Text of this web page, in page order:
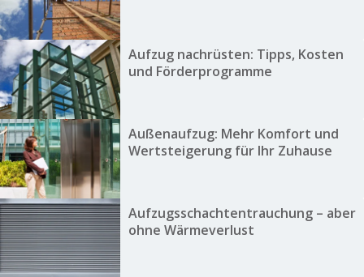
Aufzug nachrüsten: Tipps, Kosten
und Förderprogramme
Außenaufzug: Mehr Komfort und
Wertsteigerung für Ihr Zuhause
Aufzugsschachtentrauchung – aber
ohne Wärmeverlust